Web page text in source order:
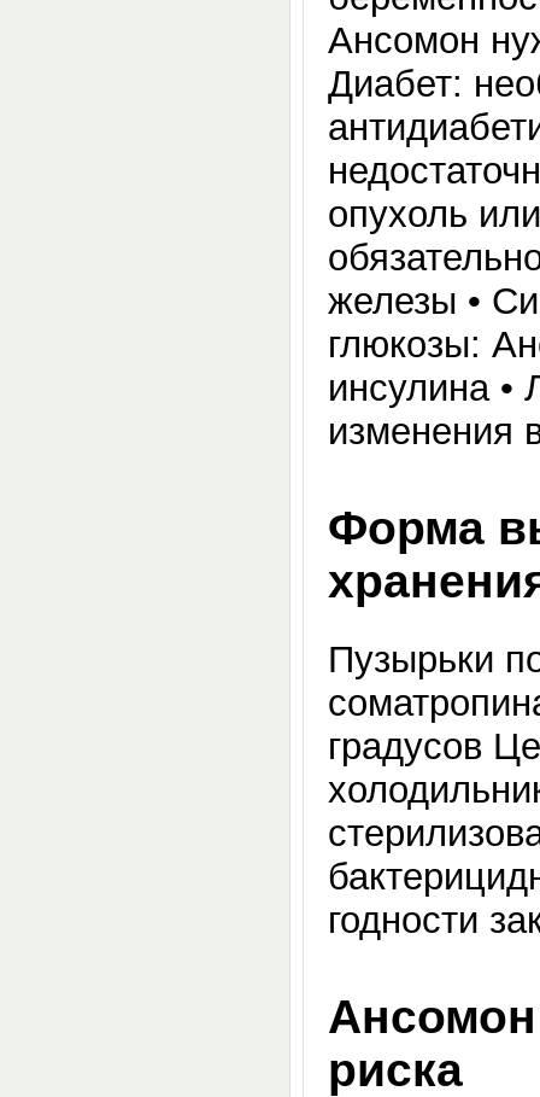
Ансомон
Диабет:
опухоль
железы •
глюкозы:
инсулина
изменения
Форма
Пузырьки
градусов
годности
Ансомон
риска